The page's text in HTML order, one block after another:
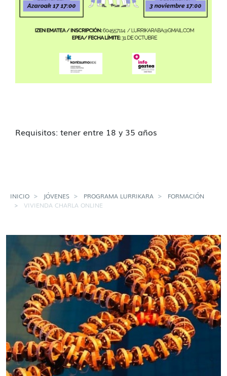
Requisitos: tener entre 18 y 35 años
INICIO JÓVENES PROGRAMA LURRIKARA
FORMACIÓN
VIVIENDA CHARLA ONLINE